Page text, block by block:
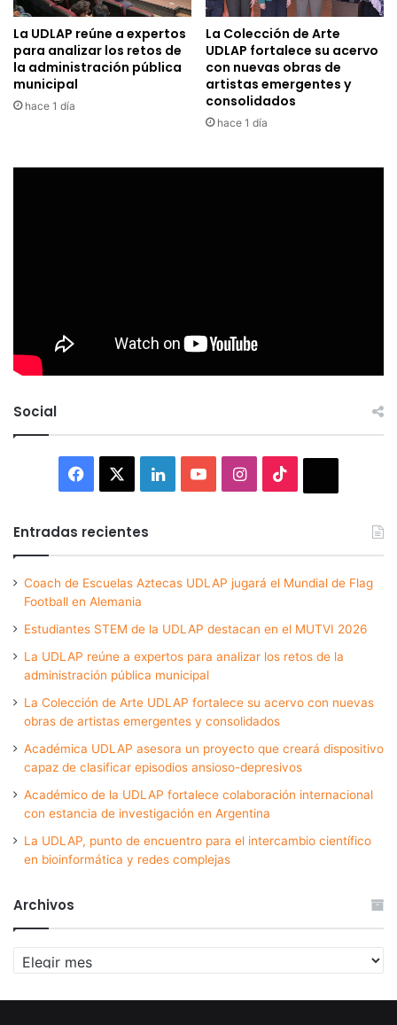
La UDLAP reúne a expertos
para analizar los retos de
la administración pública
municipal
hace 1 día
La Colección de Arte
UDLAP fortalece su acervo
con nuevas obras de
artistas emergentes y
consolidados
hace 1 día
Social
Facebook LinkedInYouTubeInstagram
Entradas recientes
Coach de Escuelas Aztecas UDLAP jugará el Mundial de Flag
Football en Alemania
Estudiantes STEM de la UDLAP destacan en el MUTVI 2026
La UDLAP reúne a expertos para analizar los retos de la
administración pública municipal
La Colección de Arte UDLAP fortalece su acervo con nuevas
obras de artistas emergentes y consolidados
Académica UDLAP asesora un proyecto que creará dispositivo
capaz de clasificar episodios ansioso-depresivos
Académico de la UDLAP fortalece colaboración internacional
con estancia de investigación en Argentina
La UDLAP, punto de encuentro para el intercambio científico
en bioinformática y redes complejas
Archivos
Archivos